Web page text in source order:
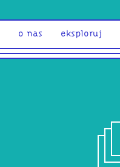
o nas eksploruj